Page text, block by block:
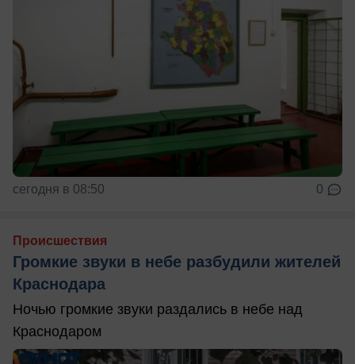
сегодня в 08:50 0
Происшествия
Громкие звуки в небе разбудили жителей
Краснодара
Ночью громкие звуки раздались в небе над
Краснодаром